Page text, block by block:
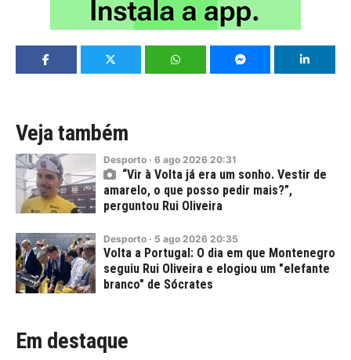
Veja também
Desporto · 6 ago 2026 20:31
“Vir à Volta já era um sonho. Vestir de
amarelo, o que posso pedir mais?”,
perguntou Rui Oliveira
Desporto · 5 ago 2026 20:35
Volta a Portugal: O dia em que Montenegro
seguiu Rui Oliveira e elogiou um "elefante
branco" de Sócrates
Em destaque